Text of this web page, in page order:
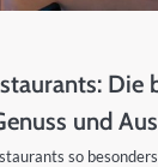
Die
und
so